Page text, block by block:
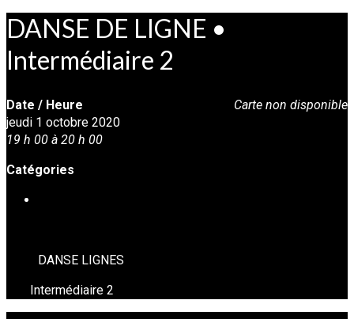
DANSE DE LIGNE •
Intermédiaire 2
Carte non disponible
Date / Heure
jeudi 1 octobre 2020
19 h 00 à 20 h 00
Catégories
DANSE LIGNES
Intermédiaire 2